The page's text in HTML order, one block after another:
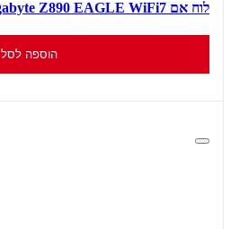
לוח אם Gigabyte Z890 EAGLE WiFi7
הוספה לסל